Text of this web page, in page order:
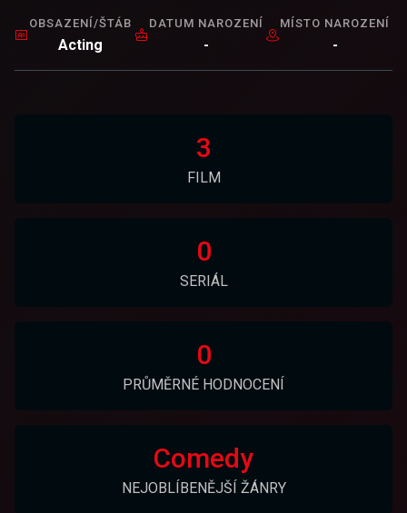
OBSAZENÍ/ŠTÁB
Acting
DATUM NAROZENÍ
-
MÍSTO NAROZENÍ
-
3
FILM
0
SERIÁL
0
PRŮMĚRNÉ HODNOCENÍ
Comedy
NEJOBLÍBENĚJŠÍ ŽÁNRY